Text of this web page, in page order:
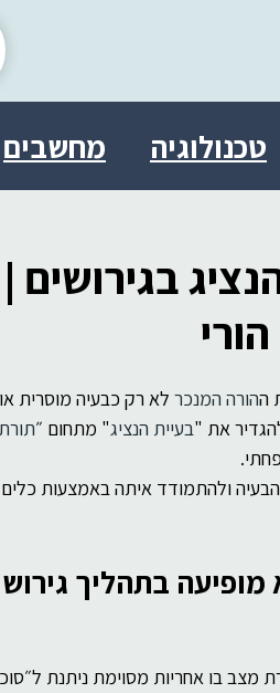
טכנולוגיה מחשבים
ביטחון
משפט SDDE
רוחניות
בגירושים |
ההורה המנכר לא רק כבעיה מוסרית
את "בעיית הנציג" מתחום ״
הבעיה ולהתמודד איתה באמצעות
בתהליך
מצב בו אחריות מסוימת ניתנת